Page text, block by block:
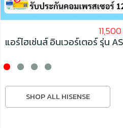
11,500
SHOP ALL HISENSE